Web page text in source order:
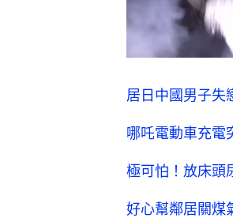
居日中國男子
哪吒電動車充
極可怕！放床
好心幫鄰居關